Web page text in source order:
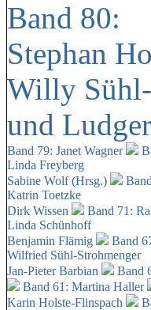
Band 80:
Stephan
Willy
und
Band 79: Janet Wagner
Linda Freyberg
Sabine Wolf (Hrsg.)
Katrin Toetzke
Dirk Wissen
Band 71:
Linda Schünhoff
Benjamin Flämig
Band
Wilfried Sühl-Strohmenger
Jan-Pieter Barbian
Band
Band 61: Martina Haller
Karin Holste-Flinspach